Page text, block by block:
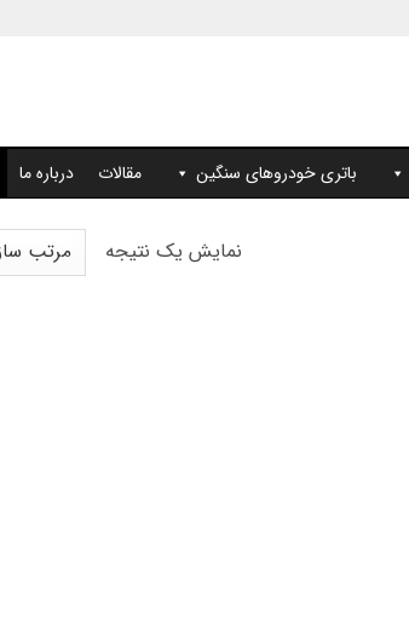
باتری خودروهای سنگین مقالات درباره ما
نمایش یک نتیجه